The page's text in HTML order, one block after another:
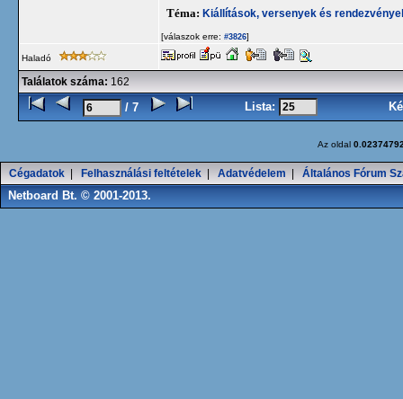
Téma: Kiállítások, versenyek és
[válaszok erre: #3826]
Haladó
Találatok száma: 162
/ 7 Lista:
Az oldal
Cégadatok Felhasználási feltételek Adatvédelem Általános Fórum
Netboard Bt. © 2001-2013.